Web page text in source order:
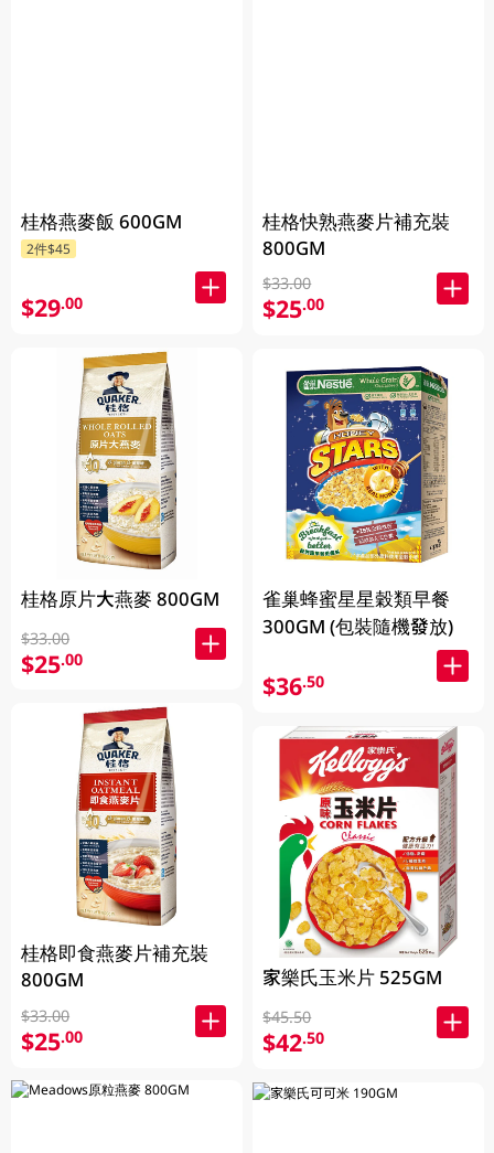
桂格燕麥飯 600GM
2件$45
$29.00
桂格原片大燕麥 800GM
$33.00
$25.00
桂格即食燕麥片補充裝
800GM
$33.00
$25.00
桂格快熟燕麥片補充裝
800GM
$33.00
$25.00
雀巢蜂蜜星星穀類早餐
300GM (包裝隨機發放)
$36.50
家樂氏玉米片 525GM
$45.50
$42.50